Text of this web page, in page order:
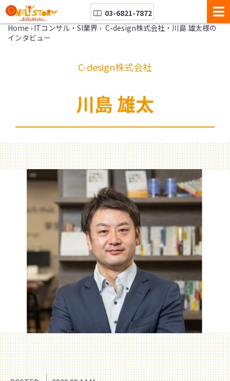
03-6821-7872
Home › ITコンサル・SI業界 › C-design株式会社・川島 雄太様の
インタビュー
C-design株式会社
川島 雄太